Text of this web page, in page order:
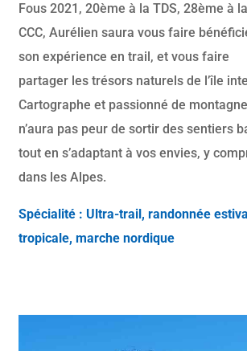
Fous 2021, 20ème à la TDS, 28ème à la
CCC, Aurélien saura vous faire
son expérience en trail, et vous faire
partager les trésors naturels de l’île
Cartographe et passionné de
n’aura pas peur de sortir des sentiers
tout en s’adaptant à vos envies, y
dans les Alpes.
Spécialité : Ultra-trail, randonnée
tropicale, marche nordique